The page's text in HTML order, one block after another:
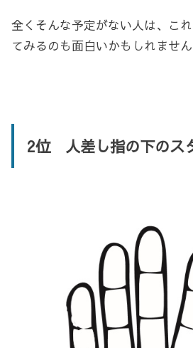
全くそんな予定がない人は、こ
てみるのも面白いかもしれません
2位 人差し指の下のス